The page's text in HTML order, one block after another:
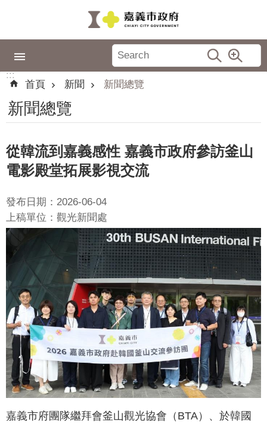
政
專
區
城
品
牌
識
嘉
義
新
活
動
公
告
機
關
站
:::
首頁
新聞 新聞總覽
新聞總覽
從韓流到嘉義感性 嘉義市政府參訪釜山
電影殿堂拓展影視交流
發布日期：2026-06-04
上稿單位：觀光新聞處
嘉義市府團隊繼拜會釜山觀光協會（BTA）、於韓國